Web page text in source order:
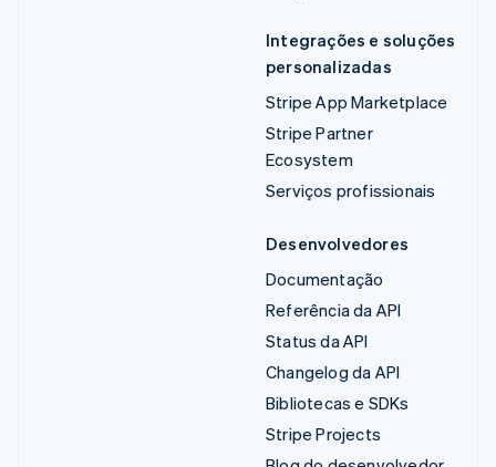
Integrações e soluções
personalizadas
Stripe App Marketplace
Stripe Partner
Ecosystem
Serviços profissionais
Desenvolvedores
Documentação
Referência da API
Status da API
Changelog da API
Bibliotecas e SDKs
Stripe Projects